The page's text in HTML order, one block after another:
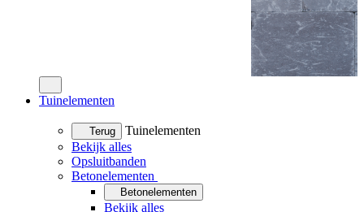
Tuinelementen
Terug
Tuinelementen
Bekijk alles
Opsluitbanden
Betonelementen
Betonelementen
Bekijk alles